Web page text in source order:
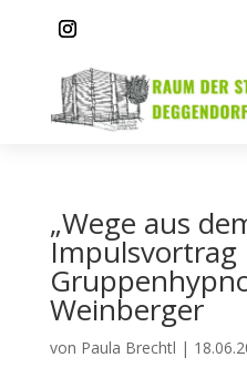
„Wege aus
Impulsvortrag
Weinberger
von Paula Brechtl |